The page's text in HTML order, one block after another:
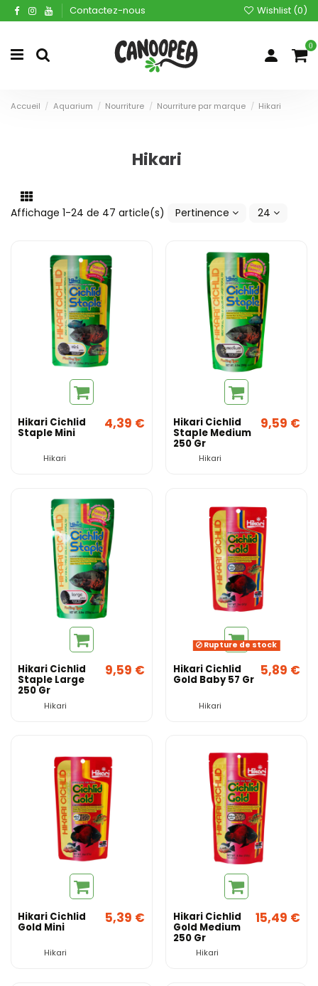
Contactez-nous Wishlist (0)
0
Accueil Aquarium Nourriture Nourriture par marque Hikari
Hikari
Affichage 1-24 de 47 article(s) Pertinence 24
Hikari Cichlid
Staple Mini
Hikari
4,39 € Hikari Cichlid
Staple Medium
250 Gr
Hikari
9,59 €
Hikari Cichlid
Staple Large
250 Gr
Hikari
9,59 €
Rupture de stock
Hikari Cichlid
Gold Baby 57 Gr
Hikari
5,89 €
Hikari Cichlid
Gold Mini
Hikari
5,39 € Hikari Cichlid
Gold Medium
250 Gr
Hikari
15,49 €